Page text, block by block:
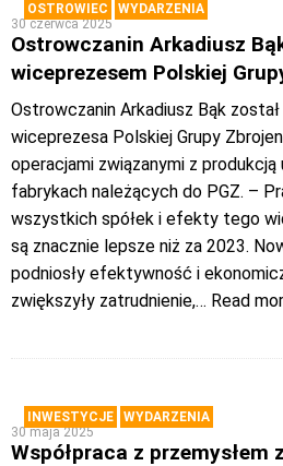
OSTROWIEC
WYDARZENIA
30 czerwca 2025
Ostrowczanin Arkadiusz
wiceprezesem Polskiej
Ostrowczanin Arkadiusz Bąk został
wiceprezesa Polskiej Grupy
operacjami związanymi z
fabrykach należących do PGZ. –
wszystkich spółek i efekty tego
są znacznie lepsze niż za 2023.
podniosły efektywność i
zwiększyły zatrudnienie,… Read
INWESTYCJE
WYDARZENIA
30 maja 2025
Współpraca z przemysłem